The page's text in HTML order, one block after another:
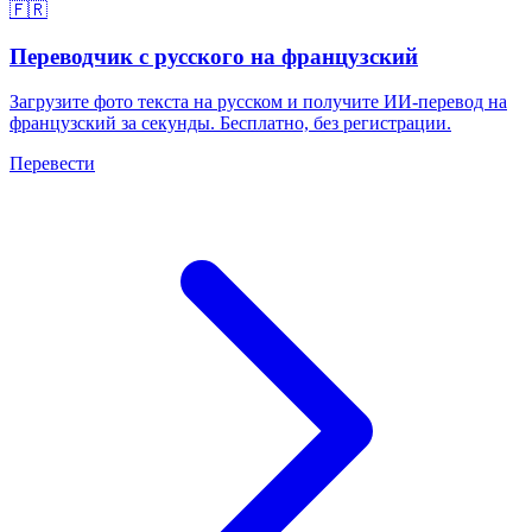
🇫🇷
Переводчик с русского на французский
Загрузите фото текста на русском и получите ИИ-перевод на
французский за секунды. Бесплатно, без регистрации.
Перевести